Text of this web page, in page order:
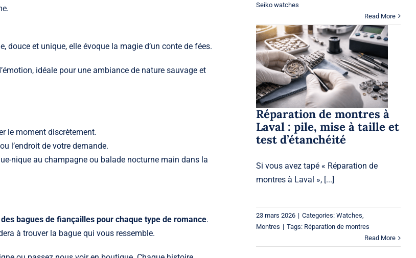
douce et unique, elle évoque la magie d’un conte de fées.
idéale pour une ambiance de nature sauvage et
le moment discrètement.
l’endroit de votre demande.
nique au champagne ou balade nocturne main dans la
bagues de fiançailles pour chaque type de romance.
à trouver la bague qui vous ressemble.
Seiko watches
Read More
Réparation de montres
à Laval : pile, mise à
taille et test
d’étanchéité
Watches Montres
Réparation de montres à
Laval : pile, mise à taille et
test d’étanchéité
Si vous avez tapé « Réparation de
montres à Laval », [...]
23 mars 2026 | Categories:Watches,
Montres | Tags: Réparation de montres
Read More